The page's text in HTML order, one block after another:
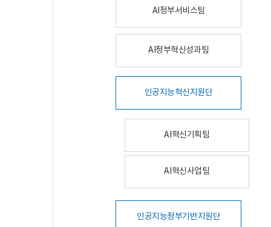
AI정부서비스팀
AI정부혁신성과팀
인공지능혁신지원단
AI혁신기획팀
AI혁신사업팀
인공지능정부기반지원단